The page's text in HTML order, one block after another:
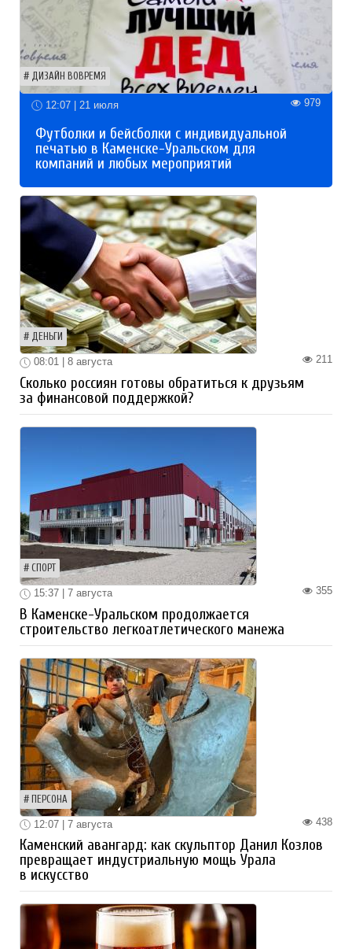
ДИЗАЙН ВОВРЕМЯ
12:07 | 21 июля 979
Футболки и бейсболки с индивидуальной
печатью в Каменске-Уральском для
компаний и любых мероприятий
ДЕНЬГИ
211
08:01 | 8 августа
Сколько россиян готовы обратиться к друзьям
за финансовой поддержкой?
СПОРТ
355
15:37 | 7 августа
В Каменске-Уральском продолжается
строительство легкоатлетического манежа
ПЕРСОНА
438
12:07 | 7 августа
Каменский авангард: как скульптор Данил Козлов
превращает индустриальную мощь Урала
в искусство